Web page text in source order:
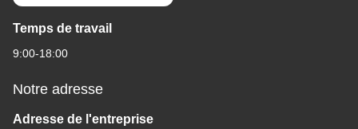
Temps de travail
9:00-18:00
Notre adresse
Adresse de l'entreprise